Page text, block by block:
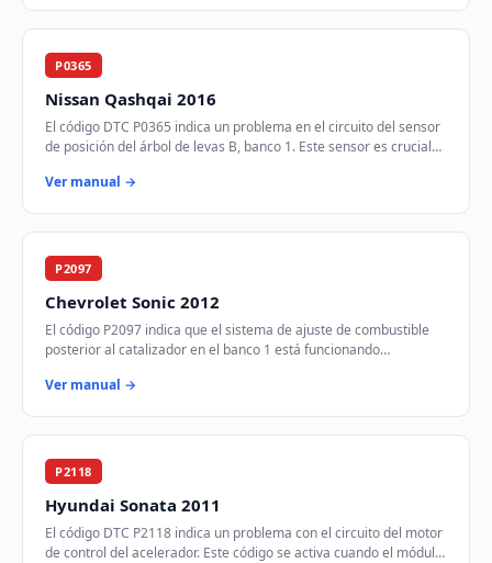
P0365
Nissan Qashqai 2016
El código DTC P0365 indica un problema en el circuito del sensor
de posición del árbol de levas B, banco 1. Este sensor es crucial
Ver manual →
P2097
Chevrolet Sonic 2012
El código P2097 indica que el sistema de ajuste de combustible
posterior al catalizador en el banco 1 está funcionando
Ver manual →
P2118
Hyundai Sonata 2011
El código DTC P2118 indica un problema con el circuito del motor
de control del acelerador. Este código se activa cuando el módulo